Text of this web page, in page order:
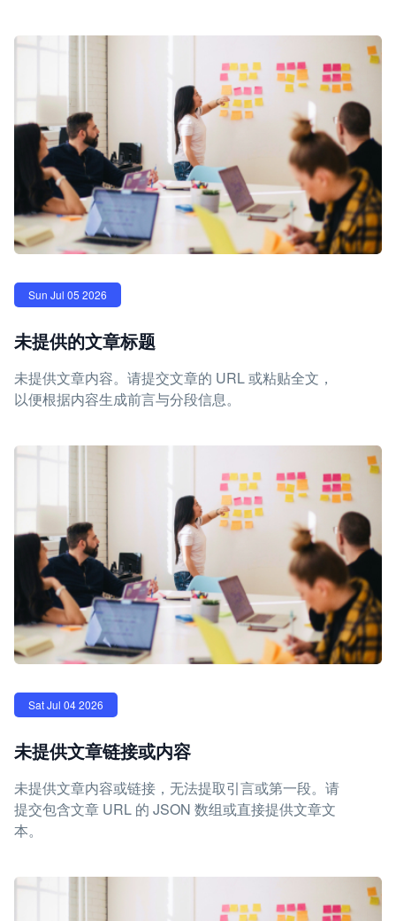
Sun Jul 05 2026
未提供的文章标题
未提供文章内容。请提交文章的 URL 或粘贴全文，
以便根据内容生成前言与分段信息。
Sat Jul 04 2026
未提供文章链接或内容
未提供文章内容或链接，无法提取引言或第一段。请
提交包含文章 URL 的 JSON 数组或直接提供文章文
本。